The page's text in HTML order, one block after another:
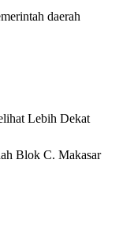
daerah
Lebih Dekat
Blok C. Makasar